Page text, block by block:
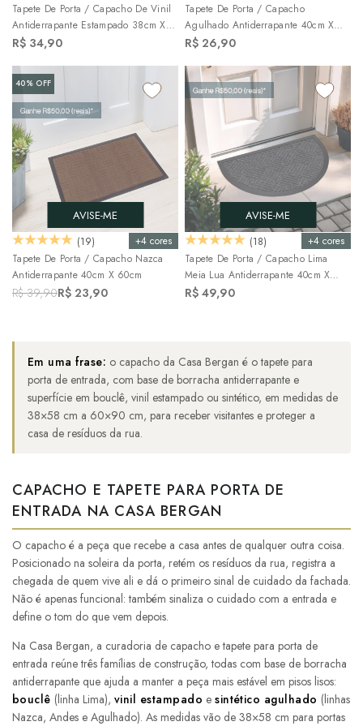
Tapete De Porta / Capacho De Vinil
Antiderrapante Estampado 38cm X
58cm
R$ 34,90
Tapete De Porta / Capacho
Agulhado Antiderrapante 40cm X
60cm
R$ 26,90
40%OFF
AVISE-ME
+4 cores
(19)
Tapete De Porta / Capacho Nazca
Antiderrapante 40cm X 60cm
R$ 39,90R$ 23,90
AVISE-ME
+4 cores
(18)
Tapete De Porta / Capacho Lima
Meia Lua Antiderrapante 40cm X
60cm
R$ 49,90
Em uma frase: o capacho da Casa Bergan é o tapete para
porta de entrada, com base de borracha antiderrapante e
superfície em bouclê, vinil estampado ou sintético, em medidas de
38×58 cm a 60×90 cm, para receber visitantes e proteger a
casa de resíduos da rua.
CAPACHO E TAPETE PARA PORTA DE
ENTRADA NA CASA BERGAN
O capacho é a peça que recebe a casa antes de qualquer outra coisa.
Posicionado na soleira da porta, retém os resíduos da rua, registra a
chegada de quem vive ali e dá o primeiro sinal de cuidado da fachada.
Não é apenas funcional: também sinaliza o cuidado com a entrada e
define o tom do que vem depois.
Na Casa Bergan, a curadoria de capacho e tapete para porta de
entrada reúne três famílias de construção, todas com base de borracha
antiderrapante que ajuda a manter a peça mais estável em pisos lisos:
bouclê (linha Lima), vinil estampado esintético agulhado (linhas
Nazca, Andes e Agulhado). As medidas vão de 38×58 cm para portas